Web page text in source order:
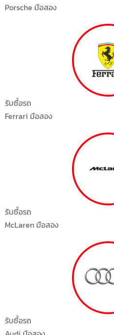
Porsche มือสอง
รับซื้อรถ
Ferrari มือสอง
รับซื้อรถ
McLaren มือสอง
รับซื้อรถ